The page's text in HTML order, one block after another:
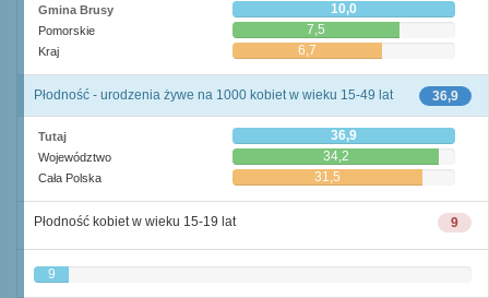
Gmina Brusy 10,0
Pomorskie 7,5
Kraj 6,7
36,9
Płodność - urodzenia żywe na 1000 kobiet w wieku 15-49 lat
Tutaj 36,9
Województwo 34,2
Cała Polska 31,5
9
Płodność kobiet w wieku 15-19 lat
9